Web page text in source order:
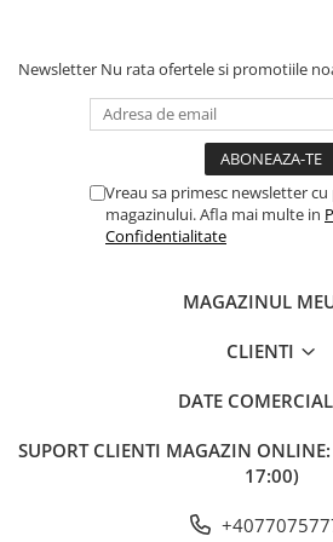
mai fie retinut), efectuati o inlocuire
umpluturii
Fiind complet biodegradabil,
ingropat in pamant (se va
perioada scurta de timp).
Newsletter Nu rata ofertele si promotiile
Vreau sa primesc newsletter
magazinului. Afla mai multe in
Confidentialitate
MAGAZINUL
CLIENTI
DATE
SUPORT CLIENTI MAGAZIN
17:00)